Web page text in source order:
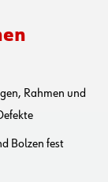
Rahmen und
Bolzen fest